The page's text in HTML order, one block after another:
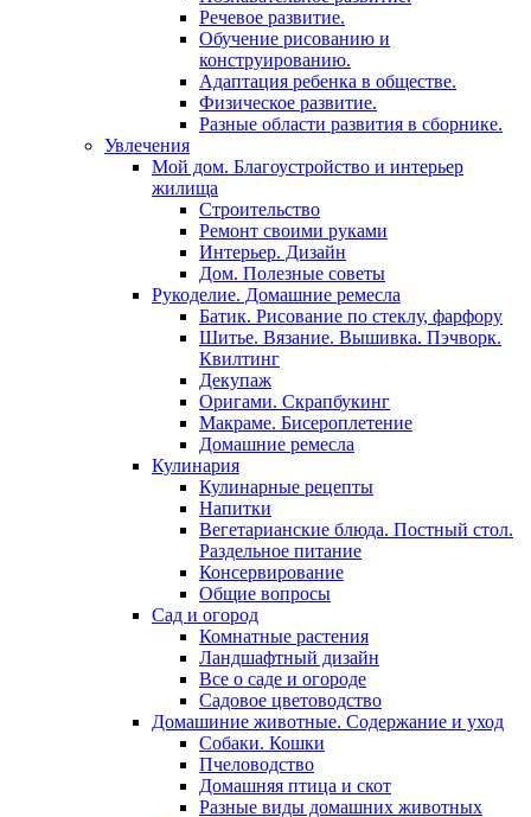
Речевое развитие.
Обучение рисованию и
конструированию.
Адаптация ребенка в обществе.
Физическое развитие.
Разные области развития в сборнике.
Увлечения
Мой дом. Благоустройство и интерьер
жилища
Строительство
Ремонт своими руками
Интерьер. Дизайн
Дом. Полезные советы
Рукоделие. Домашние ремесла
Батик. Рисование по стеклу, фарфору
Шитье. Вязание. Вышивка. Пэчворк.
Квилтинг
Декупаж
Оригами. Скрапбукинг
Макраме. Бисероплетение
Домашние ремесла
Кулинария
Кулинарные рецепты
Напитки
Вегетарианские блюда. Постный стол.
Раздельное питание
Консервирование
Общие вопросы
Сад и огород
Комнатные растения
Ландшафтный дизайн
Все о саде и огороде
Садовое цветоводство
Домашиние животные. Содержание и уход
Собаки. Кошки
Пчеловодство
Домашняя птица и скот
Разные виды домашних животных